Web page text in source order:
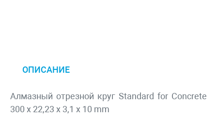
ОПИСАНИЕ
Алмазный отрезной круг Standard for Concrete
300 x 22,23 x 3,1 x 10 mm